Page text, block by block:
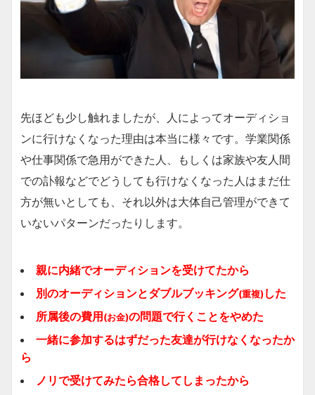
先ほども少し触れましたが、人によってオーディショ
ンに行けなくなった理由は本当に様々です。学業関係
や仕事関係で急用ができた人、もしくは家族や友人間
での訃報などでどうしても行けなくなった人はまだ仕
方が無いとしても、それ以外は大体自己管理ができて
いないパターンだったりします。
親に内緒でオーディションを受けてたから
別のオーディションとダブルブッキング(重複)した
所属後の費用 (お金)の問題で行くことをやめた
一緒に参加するはずだった友達が行けなくなったか
ら
ノリで受けてみたら合格してしまったから